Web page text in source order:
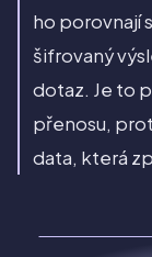
ho porovnají
šifrovaný
dotaz. Je to
přenosu,
data, která